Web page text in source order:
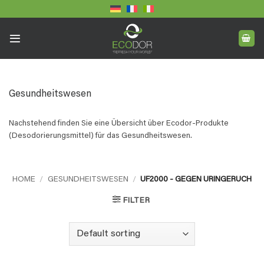
to
Gesundheitswesen
Nachstehend finden Sie eine Übersicht über Ecodor-Produkte
(Desodorierungsmittel) für das Gesundheitswesen.
HOME / GESUNDHEITSWESEN / UF2000 - GEGEN URINGERUCH
FILTER